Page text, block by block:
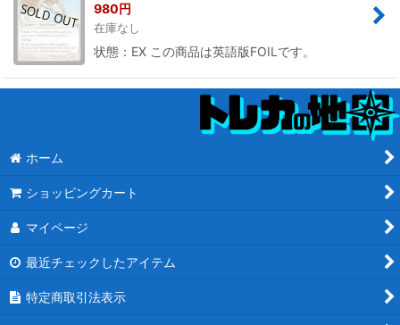
980円
在庫なし
状態：EX この商品は英語版FOILです。
ホーム
ショッピングカート
マイページ
最近チェックしたアイテム
特定商取引法表示